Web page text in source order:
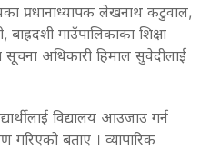
प्रधानाध्यापक लेखनाथ कटुवाल,
गाउँपालिकाका शिक्षा
अधिकारी हिमाल सुवेदीलाई
विद्यालय आउजाउ गर्न
गरिएको बताए । व्यापारिक